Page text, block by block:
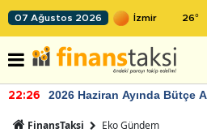
07 Ağustos 2026 26°
22:26 2026 Haziran Ayında Bütçe
FinansTaksi Eko Gündem